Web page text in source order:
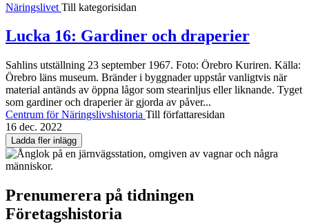
Näringslivet Till kategorisidan
Lucka 16: Gardiner och draperier
Sahlins utställning 23 september 1967. Foto: Örebro Kuriren. Källa:
Örebro läns museum. Bränder i byggnader uppstår vanligtvis när
material antänds av öppna lågor som stearinljus eller liknande. Tyget
som gardiner och draperier är gjorda av påver...
Centrum för Näringslivshistoria Till författaresidan
16 dec. 2022
Ladda fler inlägg
Prenumerera på tidningen
Företagshistoria